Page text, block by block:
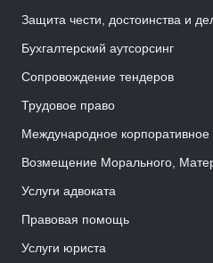
Защита чести, достоинства и
Бухгалтерский аутсорсинг
Сопровождение тендеров
Трудовое право
Международное корпоративное
Возмещение Морального,
Услуги адвоката
Правовая помощь
Услуги юриста